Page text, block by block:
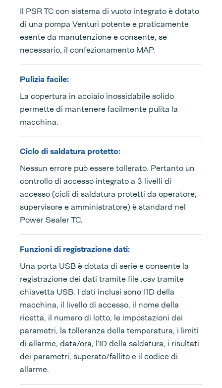
Il PSR TC con sistema di vuoto integrato è dotato
di una pompa Venturi potente e praticamente
esente da manutenzione e consente, se
necessario, il confezionamento MAP.
Pulizia facile:
La copertura in acciaio inossidabile solido
permette di mantenere facilmente pulita la
macchina.
Ciclo di saldatura protetto:
Nessun errore può essere tollerato. Pertanto un
controllo di accesso integrato a 3 livelli di
accesso (cicli di saldatura protetti da operatore,
supervisore e amministratore) è standard nel
Power Sealer TC.
Funzioni di registrazione dati:
Una porta USB è dotata di serie e consente la
registrazione dei dati tramite file .csv tramite
chiavetta USB. I dati inclusi sono l’ID della
macchina, il livello di accesso, il nome della
ricetta, il numero di lotto, le impostazioni dei
parametri, la tolleranza della temperatura, i limiti
di allarme, data/ora, l’ID della saldatura, i risultati
dei parametri, superato/fallito e il codice di
allarme.